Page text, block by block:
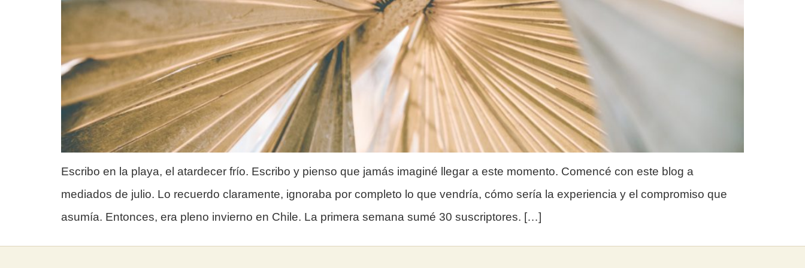
Escribo en la playa, el atardecer frío. Escribo y pienso que jamás imaginé llegar a este momento. Comencé con este blog a
mediados de julio. Lo recuerdo claramente, ignoraba por completo lo que vendría, cómo sería la experiencia y el compromiso que
asumía. Entonces, era pleno invierno en Chile. La primera semana sumé 30 suscriptores. […]